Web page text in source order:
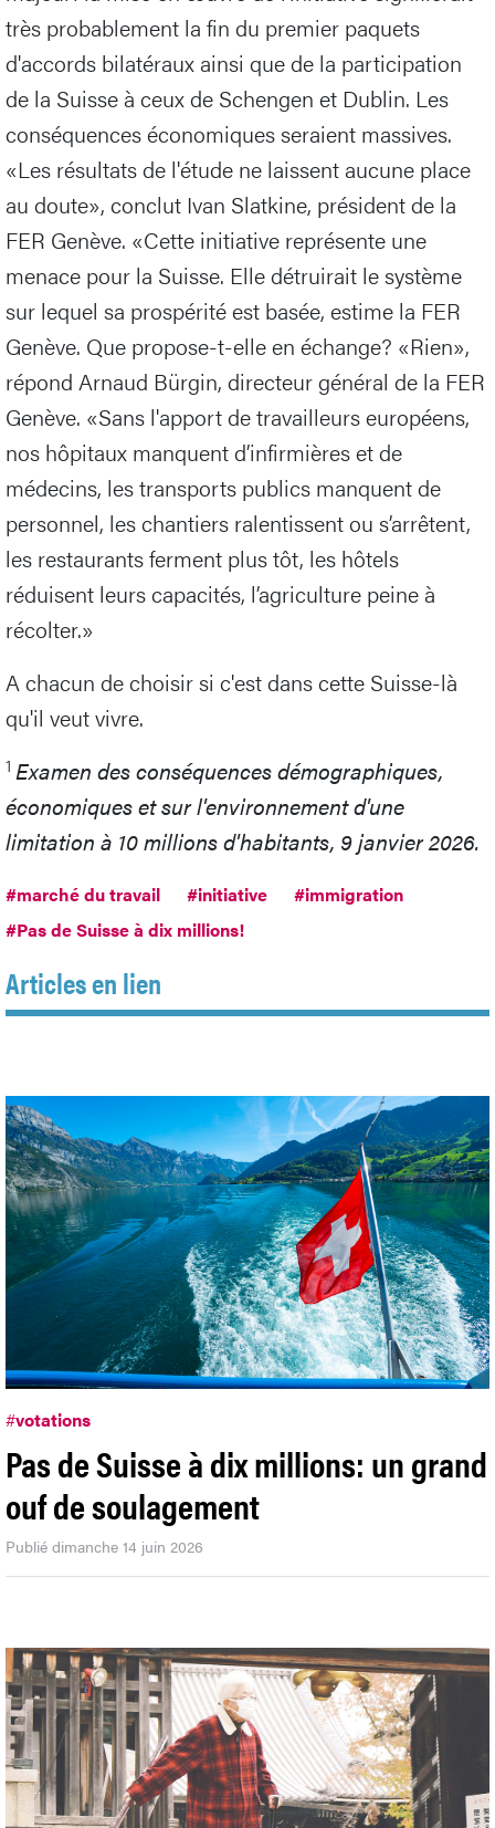
très probablement la fin du premier paquets
d'accords bilatéraux ainsi que de la participation
de la Suisse à ceux de Schengen et Dublin. Les
conséquences économiques seraient massives.
«Les résultats de l'étude ne laissent aucune place
au doute», conclut Ivan Slatkine, président de la
FER Genève. «Cette initiative représente une
menace pour la Suisse. Elle détruirait le système
sur lequel sa prospérité est basée, estime la FER
Genève. Que propose-t-elle en échange? «Rien»,
répond Arnaud Bürgin, directeur général de la FER
Genève. «Sans l'apport de travailleurs européens,
nos hôpitaux manquent d’infirmières et de
médecins, les transports publics manquent de
personnel, les chantiers ralentissent ou s’arrêtent,
les restaurants ferment plus tôt, les hôtels
réduisent leurs capacités, l’agriculture peine à
récolter.»
A chacun de choisir si c'est dans cette Suisse-là
qu'il veut vivre.
1 Examen des conséquences démographiques,
économiques et sur l'environnement d'une
limitation à 10 millions d'habitants, 9 janvier 2026.
#marché du travail #initiative
#immigration
#Pas de Suisse à dix millions!
Articles en lien
#votations
Pas de Suisse à dix millions: un grand
ouf de soulagement
Publié dimanche 14 juin 2026